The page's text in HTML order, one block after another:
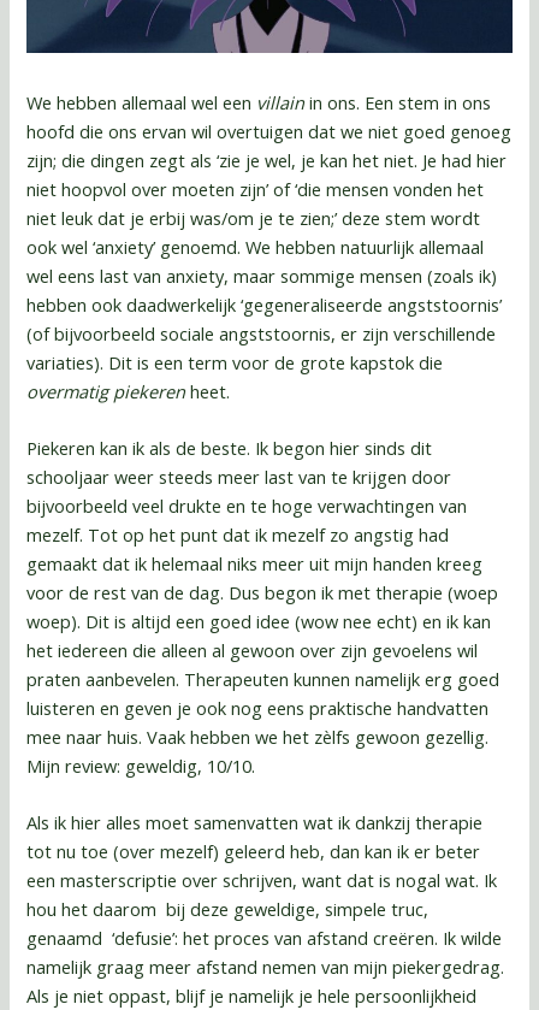
We hebben allemaal wel een villain in ons. Een stem in ons
hoofd die ons ervan wil overtuigen dat we niet goed genoeg
zijn; die dingen zegt als ‘zie je wel, je kan het niet. Je had hier
niet hoopvol over moeten zijn’ of ‘die mensen vonden het
niet leuk dat je erbij was/om je te zien;’ deze stem wordt
ook wel ‘anxiety’ genoemd. We hebben natuurlijk allemaal
wel eens last van anxiety, maar sommige mensen (zoals ik)
hebben ook daadwerkelijk ‘gegeneraliseerde angststoornis’
(of bijvoorbeeld sociale angststoornis, er zijn verschillende
variaties). Dit is een term voor de grote kapstok die
overmatig piekeren heet.
Piekeren kan ik als de beste. Ik begon hier sinds dit
schooljaar weer steeds meer last van te krijgen door
bijvoorbeeld veel drukte en te hoge verwachtingen van
mezelf. Tot op het punt dat ik mezelf zo angstig had
gemaakt dat ik helemaal niks meer uit mijn handen kreeg
voor de rest van de dag. Dus begon ik met therapie (woep
woep). Dit is altijd een goed idee (wow nee echt) en ik kan
het iedereen die alleen al gewoon over zijn gevoelens wil
praten aanbevelen. Therapeuten kunnen namelijk erg goed
luisteren en geven je ook nog eens praktische handvatten
mee naar huis. Vaak hebben we het zèlfs gewoon gezellig.
Mijn review: geweldig, 10/10.
Als ik hier alles moet samenvatten wat ik dankzij therapie
tot nu toe (over mezelf) geleerd heb, dan kan ik er beter
een masterscriptie over schrijven, want dat is nogal wat. Ik
hou het daarom bij deze geweldige, simpele truc,
genaamd ‘defusie’: het proces van afstand creëren. Ik wilde
namelijk graag meer afstand nemen van mijn piekergedrag.
Als je niet oppast, blijf je namelijk je hele persoonlijkheid